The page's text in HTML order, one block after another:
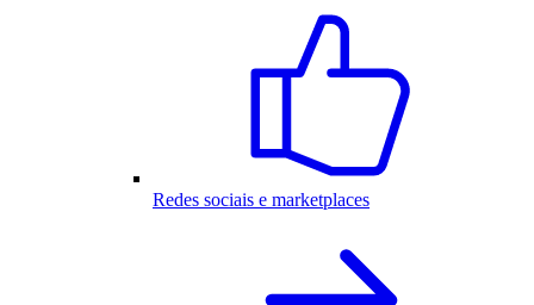
Redes sociais e marketplaces